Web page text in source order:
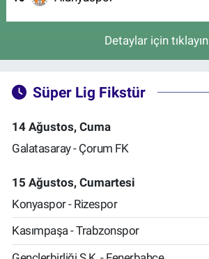
Detaylar için tıklayın
Süper Lig Fikstür
14 Ağustos, Cuma
Galatasaray - Çorum FK
15 Ağustos, Cumartesi
Konyaspor - Rizespor
Kasımpaşa - Trabzonspor